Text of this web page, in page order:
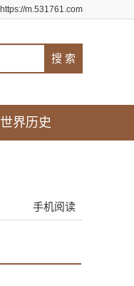
https://m.531761.com
世界历史
手机阅读